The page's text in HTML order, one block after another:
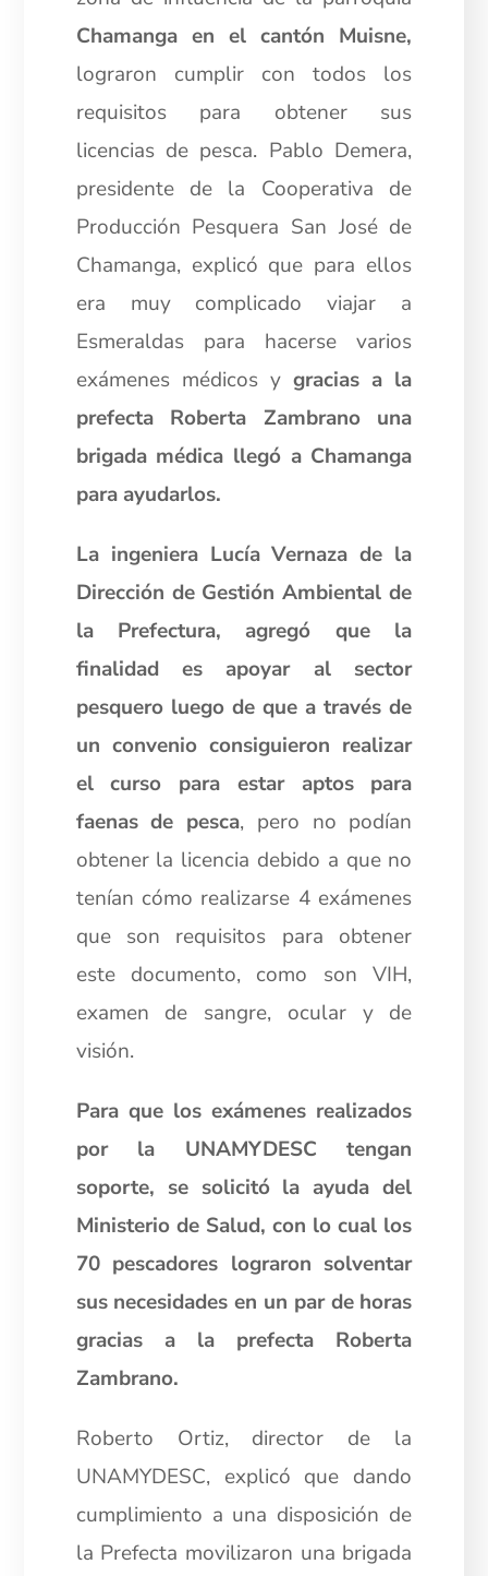
Chamanga en el cantón Muisne,
lograron cumplir con todos los
requisitos para obtener sus
licencias de pesca. Pablo Demera,
presidente de la Cooperativa de
Producción Pesquera San José de
Chamanga, explicó que para ellos
era muy complicado viajar a
Esmeraldas para hacerse varios
exámenes médicos ygracias a la
prefecta Roberta Zambrano una
brigada médica llegó a Chamanga
para ayudarlos.
La ingeniera Lucía Vernaza de la
Dirección de Gestión Ambiental de
la Prefectura, agregó que la
finalidad es apoyar al sector
pesquero luego de que a través de
un convenio consiguieron realizar
el curso para estar aptos para
faenas de pesca, pero no podían
obtener la licencia debido a que no
tenían cómo realizarse 4 exámenes
que son requisitos para obtener
este documento, como son VIH,
examen de sangre, ocular y de
visión.
Para que los exámenes realizados
por la UNAMYDESC tengan
soporte, se solicitó la ayuda del
Ministerio de Salud, con lo cual los
70 pescadores lograron solventar
sus necesidades en un par de horas
gracias a la prefecta Roberta
Zambrano.
Roberto Ortiz, director de la
UNAMYDESC, explicó que dando
cumplimiento a una disposición de
la Prefecta movilizaron una brigada